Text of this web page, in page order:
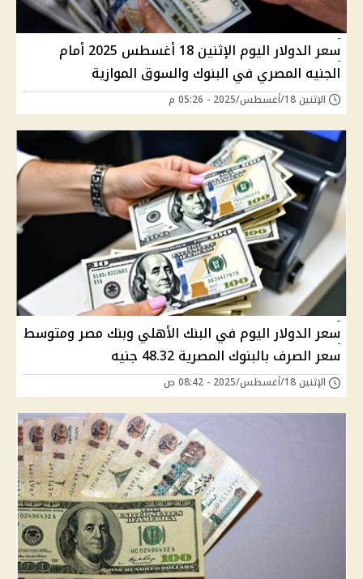
سعر الدولار اليوم الإثنين 18 أغسطس 2025 أمام
الجنيه المصري في البنوك والسوق الموازية
الإثنين 18/أغسطس/2025 - 05:26 م
سعر الدولار اليوم في البنك الأهلي وبنك مصر ومتوسط
سعر الصرف بالبنوك المصرية 48.32 جنيه
الإثنين 18/أغسطس/2025 - 08:42 ص